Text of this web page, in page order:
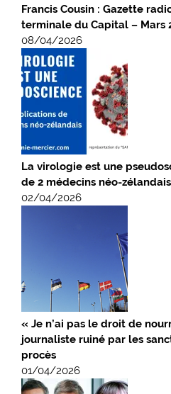
Francis Cousin : Gazette
terminale du Capital – Mars
08/04/2026
La virologie est une
de 2 médecins néo-zélandais
02/04/2026
« Je n’ai pas le droit de
journaliste ruiné par les
procès
01/04/2026